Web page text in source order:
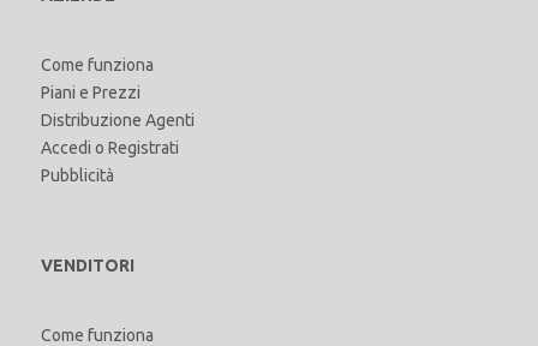
Come funziona
Piani e Prezzi
Distribuzione Agenti
Accedi o Registrati
Pubblicità
VENDITORI
Come funziona